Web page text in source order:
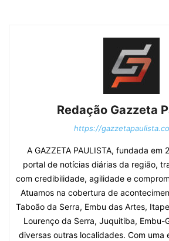
Redação Gazzeta
https://
A GAZZETA PAULISTA, fundada em
portal de notícias diárias da região,
com credibilidade, agilidade e
Atuamos na cobertura de
Taboão da Serra, Embu das Artes,
Lourenço da Serra, Juquitiba, Embu-
diversas outras localidades. Com